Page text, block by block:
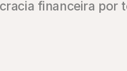
financeira por